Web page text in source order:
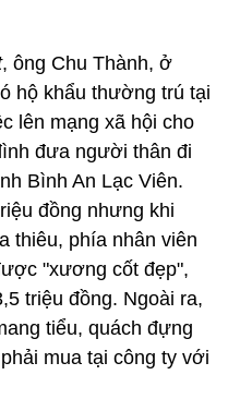
, ông Chu Thành, ở
hộ khẩu thường trú tại
lên mạng xã hội cho
đưa người thân đi
Bình An Lạc Viên.
đồng nhưng khi
thiêu, phía nhân viên
"xương cốt đẹp",
triệu đồng. Ngoài ra,
tiểu, quách đựng
mua tại công ty với